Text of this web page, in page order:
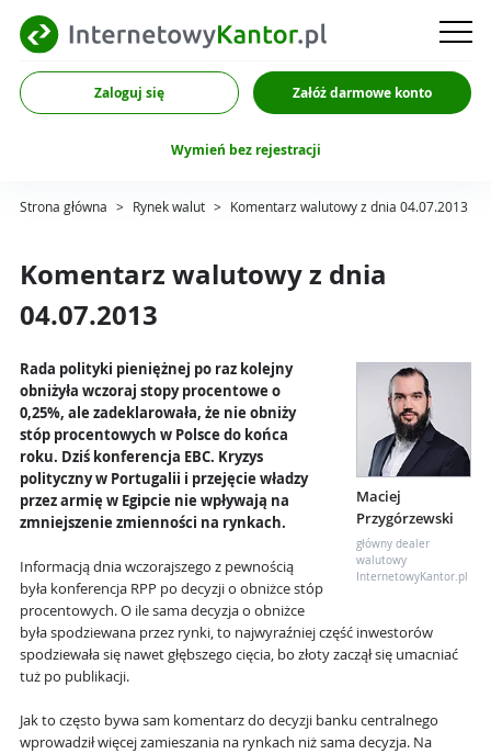
Zaloguj się Załóż darmowe konto
Wymień bez rejestracji
Strona główna > Rynek walut > Komentarz walutowy z dnia 04.07.2013
Komentarz walutowy z dnia
04.07.2013
Maciej
Przygórzewski
główny dealer
walutowy
InternetowyKantor.pl
Rada polityki pieniężnej po raz kolejny
obniżyła wczoraj stopy procentowe o
0,25%, ale zadeklarowała, że nie obniży
stóp procentowych w Polsce do końca
roku. Dziś konferencja EBC. Kryzys
polityczny w Portugalii i przejęcie władzy
przez armię w Egipcie nie wpływają na
zmniejszenie zmienności na rynkach.
Informacją dnia wczorajszego z pewnością
była konferencja RPP po decyzji o obniżce stóp
procentowych. O ile sama decyzja o obniżce
była spodziewana przez rynki, to najwyraźniej część inwestorów
spodziewała się nawet głębszego cięcia, bo złoty zaczął się umacniać
tuż po publikacji.
Jak to często bywa sam komentarz do decyzji banku centralnego
wprowadził więcej zamieszania na rynkach niż sama decyzja. Na